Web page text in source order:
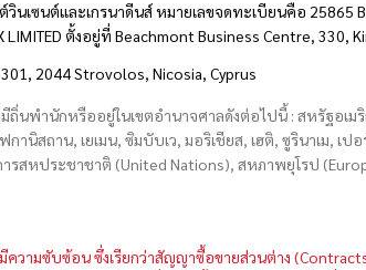
วินเซนต์และเกรนาดีนส์ หมายเลขจดทะเบียนคือ
LIMITED ตั้งอยู่ที่ Beachmont Business Centre,
2044 Strovolos, Nicosia, Cyprus
ถิ่นพำนักหรืออยู่ในเขตอำนาจศาลดังต่อไปนี้ : สหรัฐอ
กานิสถาน, เยเมน, ซิมบับเว, มอริเชียส, เฮติ, ซูรินาเม,
สหประชาชาติ (United Nations), สหภาพยุโรป
วามซับซ้อน ซึ่งเรียกว่าสัญญาซื้อขายส่วนต่าง